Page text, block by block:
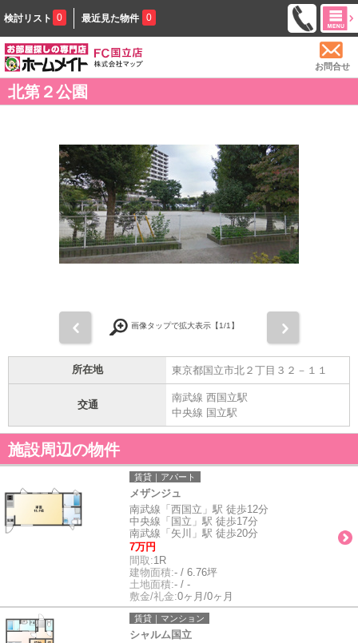
検討リスト 0 最近見た物件 0
お問合せ
北第２公園
画像タップで拡大表示【1/1】
所在地 東京都国立市北２丁目３２－１１
交通
南武線 西国立駅
中央線 国立駅
施設周辺の物件
賃貸｜アパート
メザンジュ
南武線「西国立」駅 徒歩12分
中央線「国立」駅 徒歩17分
南武線「矢川」駅 徒歩20分
7万円
間取:1R
建物面積:- / 6.76坪
土地面積:- / -
敷金/礼金:0ヶ月/0ヶ月
賃貸｜マンション
シャルム国立